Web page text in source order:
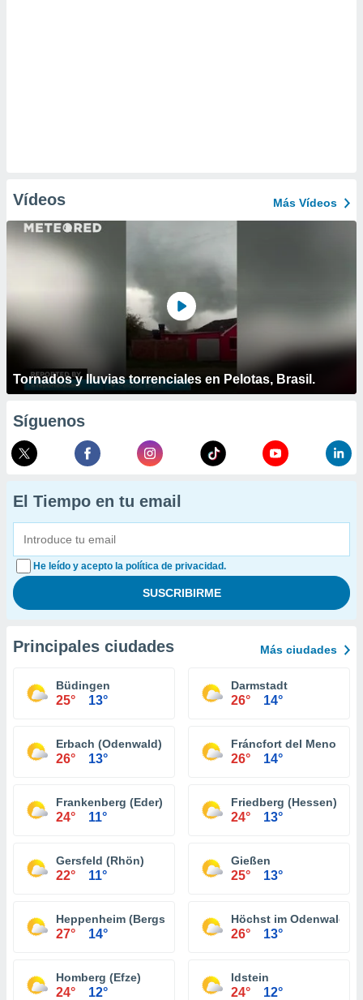
Vídeos Más Vídeos
Tornados y lluvias torrenciales en Pelotas, Brasil.
Síguenos
El Tiempo en tu email
He leído y acepto la política de privacidad.
Principales ciudades Más ciudades
Büdingen
25° 13°
Darmstadt
26° 14°
Erbach (Odenwald)
26° 13°
Fráncfort del Meno
26° 14°
Frankenberg (Eder)
24° 11°
Friedberg (Hessen)
24° 13°
Gersfeld (Rhön)
22° 11°
Gießen
25° 13°
Heppenheim (Bergstraße)
27° 14°
Höchst im Odenwald
26° 13°
Homberg (Efze)
24° 12°
Idstein
24° 12°